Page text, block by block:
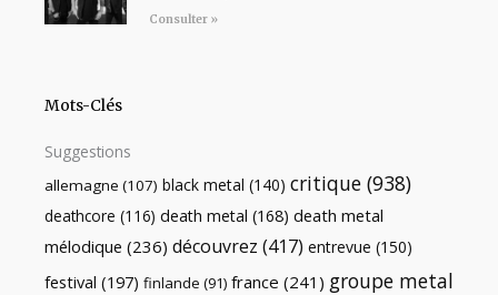
Consulter »
Mots-Clés
Suggestions
allemagne (107) black metal (140) critique (938)
deathcore (116) death metal (168) death metal
mélodique (236) découvrez (417) entrevue (150)
festival (197) finlande (91) france (241) groupe metal